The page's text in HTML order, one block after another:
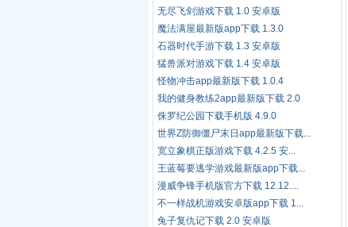
无尽飞剑游戏下载 1.0 安卓版
魔法满屋最新版app下载 1.3.0
石器时代手游下载 1.3 安卓版
猛兽派对游戏下载 1.4 安卓版
怪物冲击app最新版下载 1.0.4
我的健身教练2app最新版下载 2.0
侏罗纪公园下载手机版 4.9.0
世界Z防御僵尸末日app最新版下载...
宽立象棋正版游戏下载 4.2.5 安...
王蓝莓要逃学游戏最新版app下载...
漫威争锋手机版官方下载 12.12....
不一样战机游戏安卓版app下载 1...
兔子复仇记下载 2.0 安卓版